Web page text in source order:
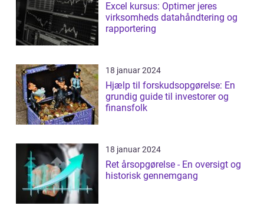
Excel kursus: Optimer jeres
virksomheds datahåndtering og
rapportering
18 januar 2024
Hjælp til forskudsopgørelse: En
grundig guide til investorer og
finansfolk
18 januar 2024
Ret årsopgørelse - En oversigt og
historisk gennemgang